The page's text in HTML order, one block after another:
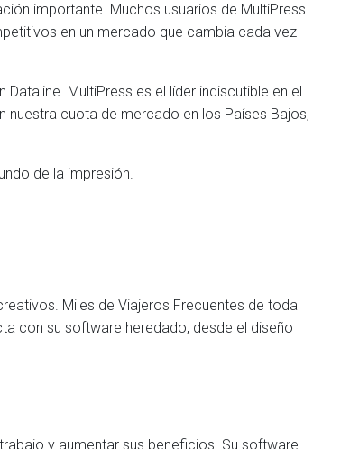
importante. Muchos usuarios de MultiPress
en un mercado que cambia cada vez
MultiPress es el líder indiscutible en el
cuota de mercado en los Países Bajos,
de la impresión.
Miles de Viajeros Frecuentes de toda
con su software heredado, desde el diseño
y aumentar sus beneficios. Su software